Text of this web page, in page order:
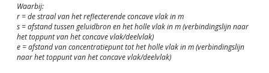
Waarbij:
r = de straal van het reflecterende concave vlak in m
s = afstand tussen geluidbron en het holle vlak in m (verbindingslijn naar
het toppunt van het concave vlak/deelvlak)
e = afstand van concentratiepunt tot het holle vlak in m (verbindingslijn
naar het toppunt van het concave vlak/deelvlak)